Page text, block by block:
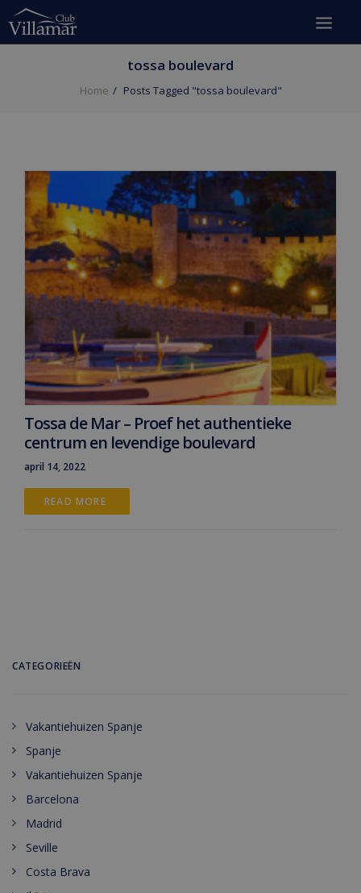
tossa boulevard
Home Posts Tagged "tossa boulevard"
Tossa de Mar – Proef het authentieke
centrum en levendige boulevard
april 14, 2022
READ MORE
CATEGORIEËN
Vakantiehuizen Spanje
Spanje
Vakantiehuizen Spanje
Barcelona
Madrid
Seville
Costa Brava